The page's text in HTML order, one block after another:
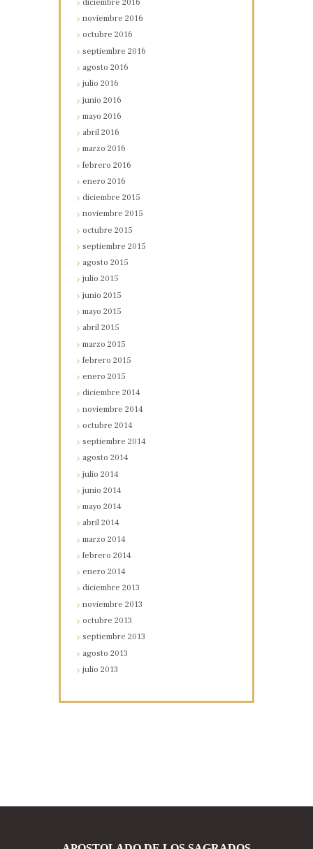
diciembre2016
noviembre2016
octubre2016
septiembre2016
agosto2016
julio2016
junio2016
mayo2016
abril2016
marzo2016
febrero2016
enero2016
diciembre2015
noviembre2015
octubre2015
septiembre2015
agosto2015
julio2015
junio2015
mayo2015
abril2015
marzo2015
febrero2015
enero2015
diciembre2014
noviembre2014
octubre2014
septiembre2014
agosto2014
julio2014
junio2014
mayo2014
abril2014
marzo2014
febrero2014
enero2014
diciembre2013
noviembre2013
octubre2013
septiembre2013
agosto2013
julio2013